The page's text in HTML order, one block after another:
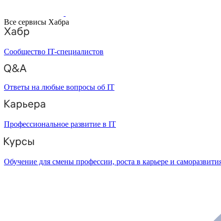
Все сервисы Хабра
Сообщество IT-специалистов
Ответы на любые вопросы об IT
Профессиональное развитие в IT
Обучение для смены профессии, роста в карьере и